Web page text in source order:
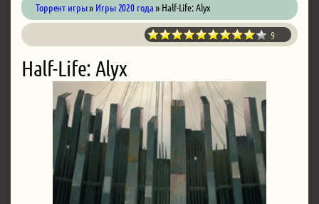
Торрент игры» Игры 2020 года» Half-Life: Alyx
9
Half-Life: Alyx